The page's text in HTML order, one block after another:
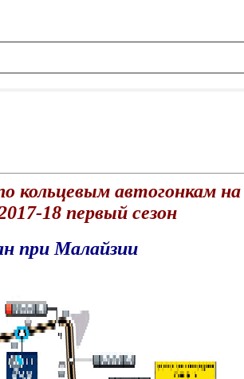
кольцевым автогонкам
18 первый сезон
при Малайзии